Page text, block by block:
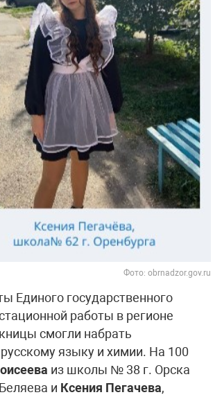
Фото: obrnadzor.gov.ru
Единого государственного
работы в регионе
смогли набрать
языку и химии. На 100
из школы № 38 г. Орска
и Ксения Пегачева,